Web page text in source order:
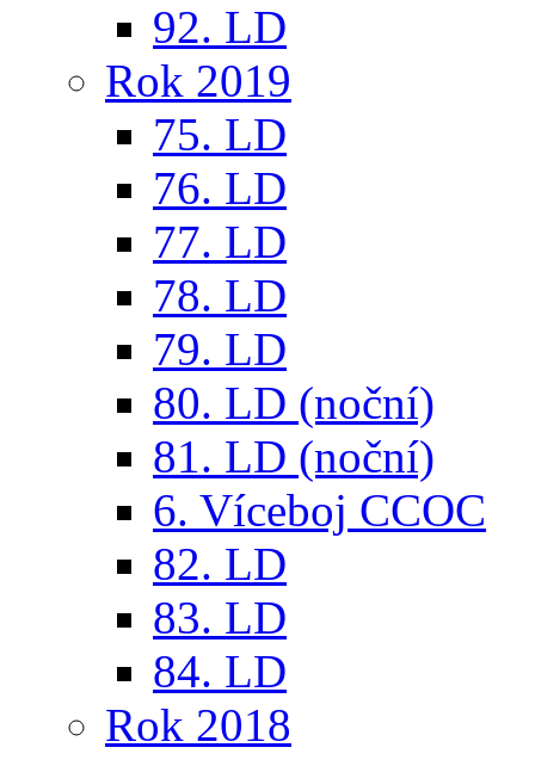
92. LD
Rok 2019
75. LD
76. LD
77. LD
78. LD
79. LD
80. LD (noční)
81. LD (noční)
6. Víceboj CCOC
82. LD
83. LD
84. LD
Rok 2018